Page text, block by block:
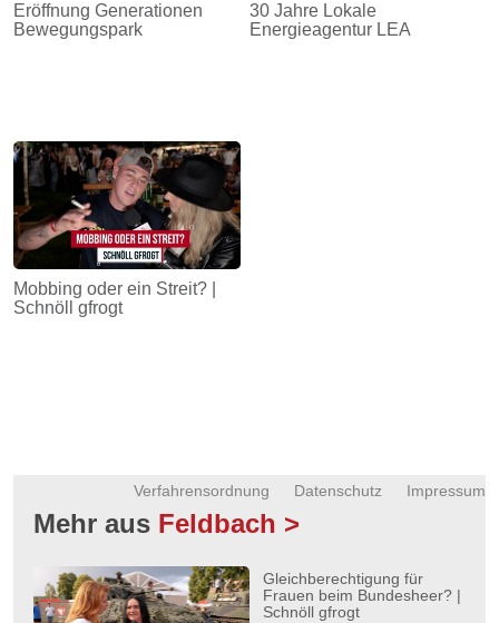
Eröffnung Generationen
Bewegungspark
30 Jahre Lokale
Energieagentur LEA
Mobbing oder ein Streit? |
Schnöll gfrogt
Impressum
Datenschutz
Verfahrensordnung
Mehr aus Feldbach >
Gleichberechtigung für
Frauen beim Bundesheer? |
Schnöll gfrogt